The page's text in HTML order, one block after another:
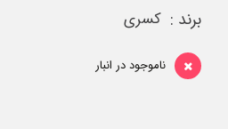
برند : کسری
ناموجود در انبار